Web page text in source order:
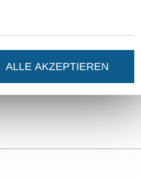
erinnert,
Stil. Für
DIY-
ALLE AKZEPTIEREN